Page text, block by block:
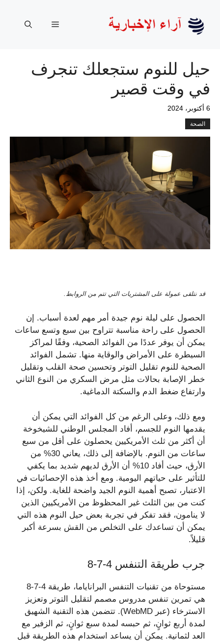
المحتوى
القائمة
حيل للنوم ستجعلك تنجرف
في وقت قصير
6 أكتوبر، 2024
الصحة
قد نتلقى عمولة على المشتريات التي تتم من الروابط.
الحصول على ليلة نوم جيدة أمر مهم لعدة أسباب. إن
الحصول على راحة مناسبة تتراوح بين سبع وتسع ساعات
يمكن أن يوفر عددًا من الفوائد الصحية، وفقًا لمراكز
السيطرة على الأمراض والوقاية منها. تشمل الفوائد
الصحية للنوم تقليل التوتر وتحسين صحة القلب وتقليل
خطر الإصابة بحالات مثل مرض السكري من النوع الثاني
وارتفاع ضغط الدم والسكتة الدماغية.
ومع ذلك، وعلى الرغم من كل الفوائد التي يمكن أن
يقدمها النوم للجسم، أفاد المجلس الوطني للشيخوخة
أن أكثر من ثلث الأمريكيين يحصلون على أقل من سبع
ساعات من النوم. بالإضافة إلى ذلك، يعاني 30% من
الأرق، حيث أفاد 10% أن الأرق لديهم شديد بما يكفي
للتأثير على حياتهم اليومية. ومع أخذ هذه الإحصائيات في
الاعتبار، تصبح أهمية النوم الجيد واضحة للغاية. ولكن، إذا
كنت من بين الثلث غير المحظوظ من الأمريكيين الذين
لا ينامون، فقد تفكر في تجربة بعض حيل النوم هذه التي
يمكن أن تساعدك على التخلص من القش بسرعة أكبر
قليلاً.
جرب طريقة التنفس 4-7-8
مستوحاة من تقنيات التنفس البراناياما، طريقة 4-7-8
هي تمرين تنفس مدروس مصمم لتقليل التوتر وتعزيز
الاسترخاء (عبر WebMD). تتضمن هذه التقنية الشهيق
لمدة أربع ثوانٍ، ثم حبسه لمدة سبع ثوانٍ، ثم الزفير مع
العد لثمانية. يمكن أن يساعد استخدام هذه الطريقة قبل